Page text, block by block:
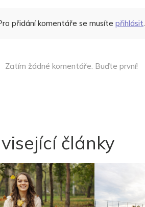
přidání komentáře se musíte přihlásit.
Zatím žádné komentáře. Buďte první!
články